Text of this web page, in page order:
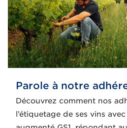
Parole à notre
Découvrez comment nos
l’étiquetage de ses vins